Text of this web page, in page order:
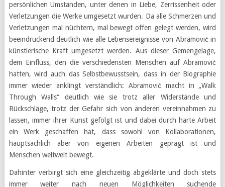
persönlichen Umständen, unter denen in Liebe, Zerrissenheit oder
Verletzungen die Werke umgesetzt wurden. Da alle Schmerzen und
Verletzungen mal nüchtern, mal bewegt offen gelegt werden, wird
beeindruckend deutlich wie alle Lebensereignisse von Abramović in
künstlerische Kraft umgesetzt werden. Aus dieser Gemengelage,
dem Einfluss, den die verschiedensten Menschen auf Abramović
hatten, wird auch das Selbstbewusstsein, dass in der Biographie
immer wieder anklingt verständlich: Abramović macht in „Walk
Through Walls“ deutlich wie sie trotz aller Widerstände und
Rückschläge, trotz der Gefahr sich von anderen vereinnahmen zu
lassen, immer ihrer Kunst gefolgt ist und dabei durch harte Arbeit
ein Werk geschaffen hat, dass sowohl von Kollaborationen,
hauptsächlich aber von eigenen Arbeiten geprägt ist und
Menschen weltweit bewegt.
Dahinter verbirgt sich eine gleichzeitig abgeklärte und doch stets
immer weiter nach neuen Möglichkeiten suchende